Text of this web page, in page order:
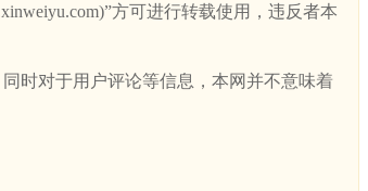
方可进行转载使用，违反者本
时对于用户评论等信息，本网并不意味着